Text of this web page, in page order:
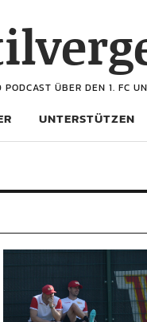
PODCAST ÜBER DEN 1. FC
UNTERSTÜTZEN